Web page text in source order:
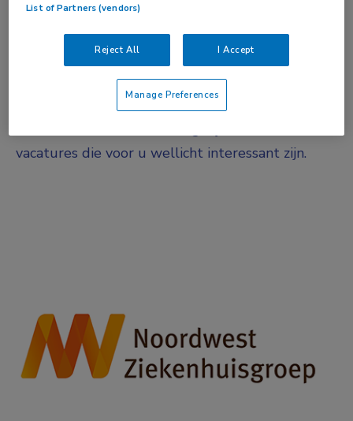
Niet nader bepaald
Vacature niet beschikbaar
Deze vacature bij is niet meer actueel.
vacatures die voor u wellicht interessant zijn.
List of Partners (vendors)
Reject All I Accept
Manage Preferences